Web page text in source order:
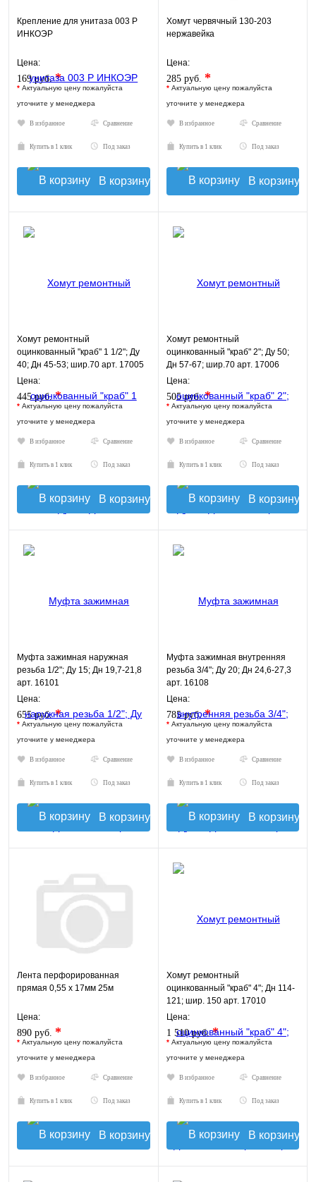
Крепление для унитаза 003 Р
ИНКОЭР
Цена:
169 руб.*
* Актуальную цену пожалуйста
уточните у менеджера
В избранное Сравнение
Купить в 1 клик Под заказ
В корзину
Хомут червячный 130-203
нержавейка
Цена:
285 руб. *
* Актуальную цену пожалуйста
уточните у менеджера
В избранное Сравнение
Купить в 1 клик Под заказ
В корзину
Хомут ремонтный
оцинкованный "краб" 1 1/2"; Ду
40; Дн 45-53; шир.70 арт. 17005
Цена:
445 руб.*
* Актуальную цену пожалуйста
уточните у менеджера
В избранное Сравнение
Купить в 1 клик Под заказ
В корзину
Хомут ремонтный
оцинкованный "краб" 2"; Ду 50;
Дн 57-67; шир.70 арт. 17006
Цена:
505 руб.*
* Актуальную цену пожалуйста
уточните у менеджера
В избранное Сравнение
Купить в 1 клик Под заказ
В корзину
Муфта зажимная наружная
резьба 1/2"; Ду 15; Дн 19,7-21,8
арт. 16101
Цена:
655 руб.*
* Актуальную цену пожалуйста
уточните у менеджера
В избранное Сравнение
Купить в 1 клик Под заказ
В корзину
Муфта зажимная внутренняя
резьба 3/4"; Ду 20; Дн 24,6-27,3
арт. 16108
Цена:
785 руб.*
* Актуальную цену пожалуйста
уточните у менеджера
В избранное Сравнение
Купить в 1 клик Под заказ
В корзину
Лента перфорированная
прямая 0,55 х 17мм 25м
Цена:
890 руб. *
* Актуальную цену пожалуйста
уточните у менеджера
В избранное Сравнение
Купить в 1 клик Под заказ
В корзину
Хомут ремонтный
оцинкованный "краб" 4"; Дн 114-
121; шир. 150 арт. 17010
Цена:
1 510 руб.*
* Актуальную цену пожалуйста
уточните у менеджера
В избранное Сравнение
Купить в 1 клик Под заказ
В корзину